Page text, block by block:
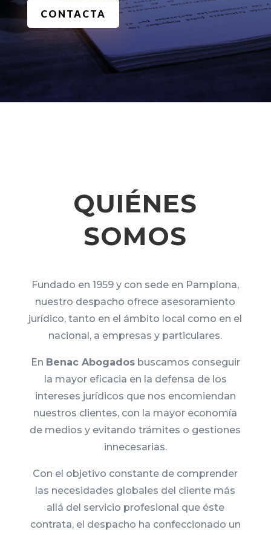
CONTACTA
QUIÉNES
SOMOS
Fundado en 1959 y con sede en Pamplona,
nuestro despacho ofrece asesoramiento
jurídico, tanto en el ámbito local como en el
nacional, a empresas y particulares.
En Benac Abogados buscamos conseguir
la mayor eficacia en la defensa de los
intereses jurídicos que nos encomiendan
nuestros clientes, con la mayor economía
de medios y evitando trámites o gestiones
innecesarias.
Con el objetivo constante de comprender
las necesidades globales del cliente más
allá del servicio profesional que éste
contrata, el despacho ha confeccionado un